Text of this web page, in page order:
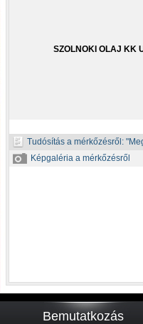
SZOLNOKI OLAJ KK
Tudósítás a mérkőzésről:
Képgaléria a mérkőzésről
Bemutatkozás